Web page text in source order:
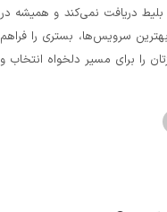
خرید بلیط دریافت نمی‌کند و همیشه در
سرویس‌ها، بستری را فراهم
را برای مسیر دلخواه انتخاب و